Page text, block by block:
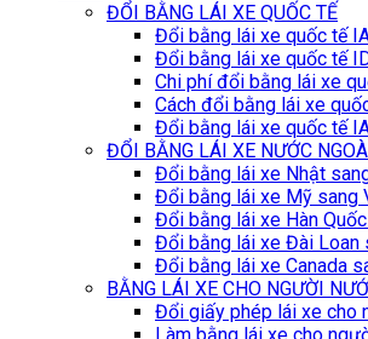
ĐỔI BẰNG LÁI XE QUỐC TẾ
Đổi bằng lái xe quốc tế
Đổi bằng lái xe quốc tế
Chi phí đổi bằng lái xe
Cách đổi bằng lái xe
Đổi bằng lái xe quốc tế
ĐỔI BẰNG LÁI XE NƯỚC
Đổi bằng lái xe Nhật
Đổi bằng lái xe Mỹ sang
Đổi bằng lái xe Hàn
Đổi bằng lái xe Đài Loan
Đổi bằng lái xe Canada
BẰNG LÁI XE CHO NGƯỜI
Đổi giấy phép lái xe cho